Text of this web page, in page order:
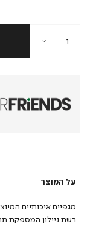
על המוצר
מגפיים איכותיים
רשת ניילון המספקת